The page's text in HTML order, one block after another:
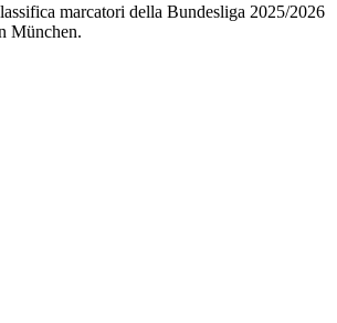
marcatori della Bundesliga 2025/2026
München.